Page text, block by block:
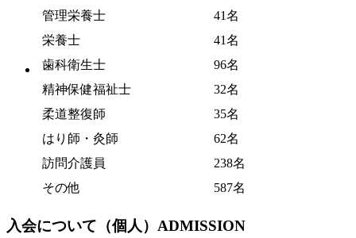
管理栄養士
41名
栄養士
41名
歯科衛生士
96名
精神保健福祉士
32名
柔道整復師
35名
はり師・灸師
62名
訪問介護員
238名
その他
587名
入会について（個人） ADMISSION